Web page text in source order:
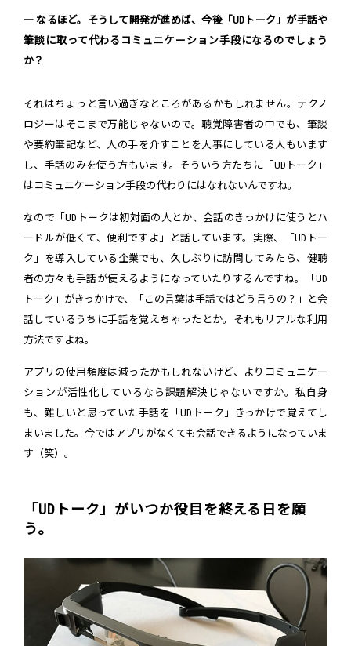
― なるほど。そうして開発が進めば、今後「UDトーク」が手話や
筆談に取って代わるコミュニケーション手段になるのでしょう
か？
それはちょっと言い過ぎなところがあるかもしれません。テクノ
ロジーはそこまで万能じゃないので。聴覚障害者の中でも、筆談
や要約筆記など、人の手を介すことを大事にしている人もいます
し、手話のみを使う方もいます。そういう方たちに「UDトーク」
はコミュニケーション手段の代わりにはなれないんですね。
なので「UDトークは初対面の人とか、会話のきっかけに使うとハ
ードルが低くて、便利ですよ」と話しています。実際、「UDトー
ク」を導入している企業でも、久しぶりに訪問してみたら、健聴
者の方々も手話が使えるようになっていたりするんですね。「UD
トーク」がきっかけで、「この言葉は手話ではどう言うの？」と会
話しているうちに手話を覚えちゃったとか。それもリアルな利用
方法ですよね。
アプリの使用頻度は減ったかもしれないけど、よりコミュニケー
ションが活性化しているなら課題解決じゃないですか。私自身
も、難しいと思っていた手話を「UDトーク」きっかけで覚えてし
まいました。今ではアプリがなくても会話できるようになっていま
す（笑）。
「UDトーク」がいつか役目を終える日を願
う。